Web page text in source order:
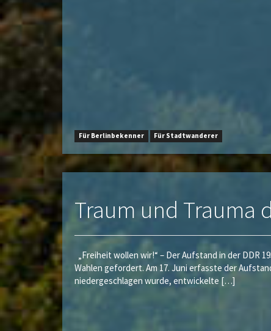
Für Berlinbekenner Für Stadtwanderer
Traum und Trauma
„Freiheit wollen wir!“ – Der Aufstand in der DDR
Wahlen gefordert. Am 17. Juni erfasste der
niedergeschlagen wurde, entwickelte […]